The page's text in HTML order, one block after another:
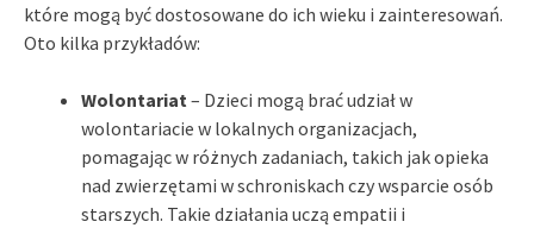
które mogą być dostosowane do ich wieku i zainteresowań.
Oto kilka przykładów:
Wolontariat – Dzieci mogą brać udział w
wolontariacie w lokalnych organizacjach,
pomagając w różnych zadaniach, takich jak opieka
nad zwierzętami w schroniskach czy wsparcie osób
starszych. Takie działania uczą empatii i